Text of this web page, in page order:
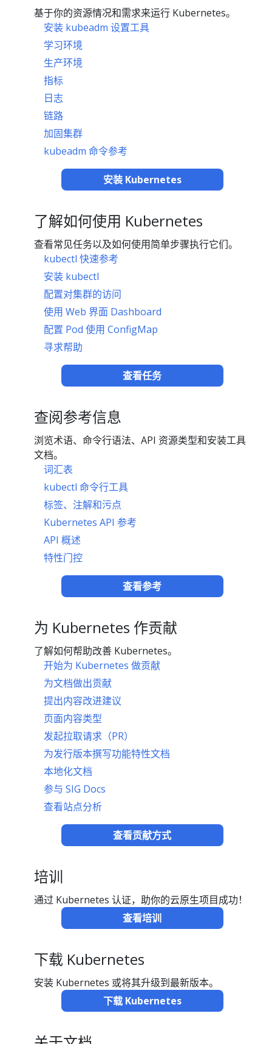
基于你的资源情况和需求来运行 Kubernetes。
安装 kubeadm 设置工具
学习环境
生产环境
指标
日志
链路
加固集群
kubeadm 命令参考
安装 Kubernetes
了解如何使用 Kubernetes
查看常见任务以及如何使用简单步骤执行它们。
kubectl 快速参考
安装 kubectl
配置对集群的访问
使用 Web 界面 Dashboard
配置 Pod 使用 ConfigMap
寻求帮助
查看任务
查阅参考信息
浏览术语、命令行语法、API 资源类型和安装工具
文档。
词汇表
kubectl 命令行工具
标签、注解和污点
Kubernetes API 参考
API 概述
特性门控
查看参考
为 Kubernetes 作贡献
了解如何帮助改善 Kubernetes。
开始为 Kubernetes 做贡献
为文档做出贡献
提出内容改进建议
页面内容类型
发起拉取请求（PR）
为发行版本撰写功能特性文档
本地化文档
参与 SIG Docs
查看站点分析
查看贡献方式
培训
通过 Kubernetes 认证，助你的云原生项目成功！
查看培训
下载 Kubernetes
安装 Kubernetes 或将其升级到最新版本。
下载 Kubernetes